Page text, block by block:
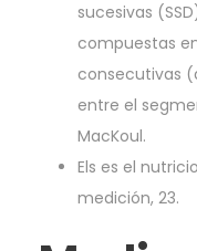
sucesivas
compuestas
consecutivas
entre el
MacKoul.
Els es el
medición, 23.